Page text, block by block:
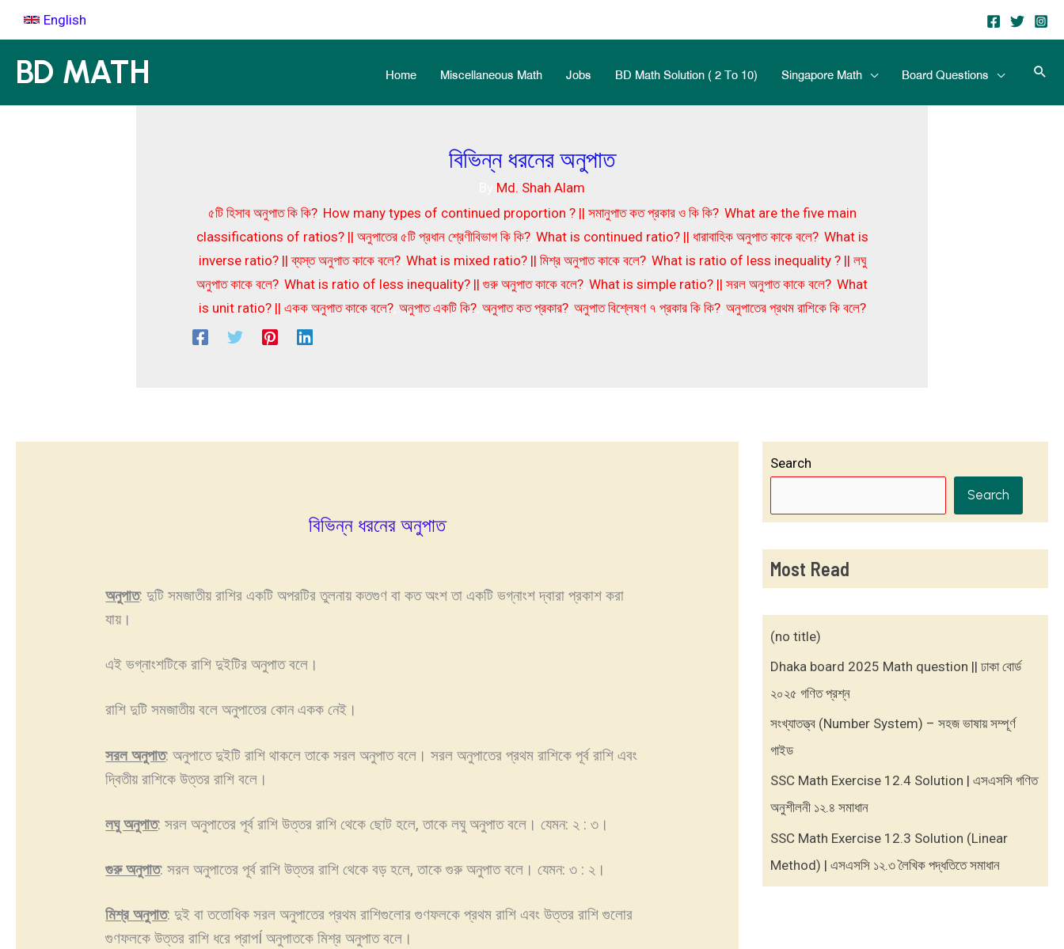
content
English
BD MATH Home Miscellaneous Math Jobs BD Math Solution ( 2 To 10) Singapore Math Board Questions
বিভিন্ন ধরনের অনুপাত
Md. Shah Alam
৫টি হিসাব অনুপাত কি কি?, How many types of continued proportion ? || সমানুপাত কত প্রকার ও কি কি?, What are the five main
classifications of ratios? || অনুপাতের ৫টি প্রধান শ্রেণীবিভাগ কি কি?, What is continued ratio? || ধারাবাহিক অনুপাত কাকে বলে?, What is
inverse ratio? || ব্যস্ত অনুপাত কাকে বলে?, What is mixed ratio? || মিশ্র অনুপাত কাকে বলে?, What is ratio of less inequality ? || লঘু
অনুপাত কাকে বলে? What is ratio of less inequality? || গুরু অনুপাত কাকে বলে? What is simple ratio? || সরল অনুপাত কাকে বলে? What
is unit ratio? || একক অনুপাত কাকে বলে?, অনুপাত একটি কি?, অনুপাত কত প্রকার?, অনুপাত বিশ্লেষণ ৭ প্রকার কি কি?, অনুপাতের প্রথম রাশিকে কি বলে?
বিভিন্ন ধরনের অনুপাত
অনুপাত: দুটি সমজাতীয় রাশির একটি অপরটির তুলনায় কতগুণ বা কত অংশ তা একটি ভগ্নাংশ দ্বারা প্রকাশ করা
যায়।
এই ভগ্নাংশটিকে রাশি দুইটির অনুপাত বলে।
রাশি দুটি সমজাতীয় বলে অনুপাতের কোন একক নেই।
সরল অনুপাত: অনুপাতে দুইটি রাশি থাকলে তাকে সরল অনুপাত বলে। সরল অনুপাতের প্রথম রাশিকে পূর্ব রাশি এবং
দ্বিতীয় রাশিকে উত্তর রাশি বলে।
লঘু অনুপাত: সরল অনুপাতের পূর্ব রাশি উত্তর রাশি থেকে ছোট হলে, তাকে লঘু অনুপাত বলে। যেমন: ২ : ৩।
গুরু অনুপাত: সরল অনুপাতের পূর্ব রাশি উত্তর রাশি থেকে বড় হলে, তাকে গুরু অনুপাত বলে। যেমন: ৩ : ২।
মিশ্র অনুপাত: দুই বা ততোধিক সরল অনুপাতের প্রথম রাশিগুলোর গুণফলকে প্রথম রাশি এবং উত্তর রাশি গুলোর
গুণফলকে উত্তর রাশি ধরে প্রাপÍ অনুপাতকে মিশ্র অনুপাত বলে।
Search
Search
Most Read
(no title)
Dhaka board 2025 Math question || ঢাকা বোর্ড
২০২৫ গণিত প্রশ্ন
সংখ্যাতত্ত্ব (Number System) – সহজ ভাষায় সম্পূর্ণ
গাইড
SSC Math Exercise 12.4 Solution | এসএসসি গণিত
অনুশীলনী ১২.৪ সমাধান
SSC Math Exercise 12.3 Solution (Linear
Method) | এসএসসি ১২.৩ লৈখিক পদ্ধতিতে সমাধান